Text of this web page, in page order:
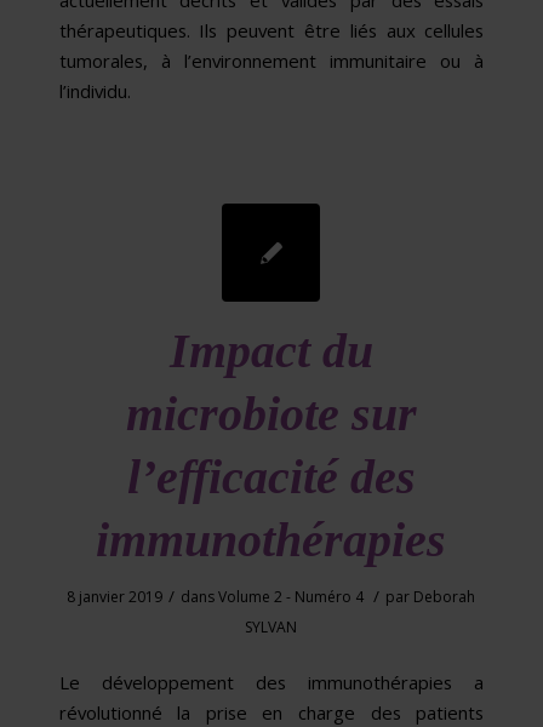
thérapeutiques. Ils peuvent être liés aux cellules
tumorales, à l’environne­ment immunitaire ou à
l’individu.
Impact du
microbiote sur
l’efficacité des
immunothérapies
8 janvier 2019 / dansVolume 2 - Numéro 4 / par Deborah
SYLVAN
Le développement des immunothérapies a
révolutionné la prise en charge des patients